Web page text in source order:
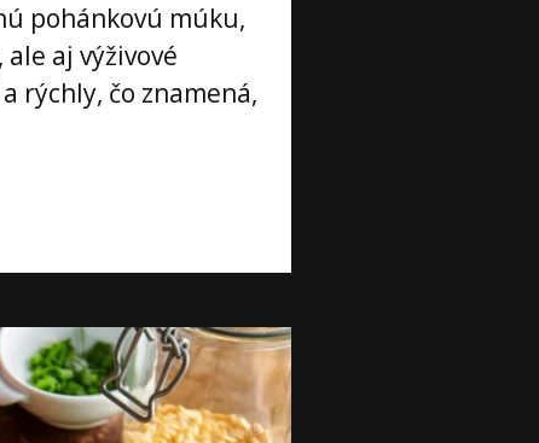
pohánkovú múku,
aj výživové
rýchly, čo znamená,